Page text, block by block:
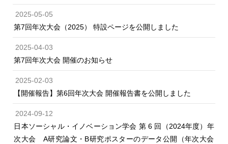
2025-05-05
第7回年次大会（2025） 特設ページを公開しました
2025-04-03
第7回年次大会 開催のお知らせ
2025-02-03
【開催報告】第6回年次大会 開催報告書を公開しました
2024-09-12
日本ソーシャル・イノベーション学会 第 6 回（2024年度）年
次大会 A研究論文・B研究ポスターのデータ公開（年次大会